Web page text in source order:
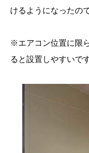
けるようになったの
※エアコン位置に限
ると設置しやすいです